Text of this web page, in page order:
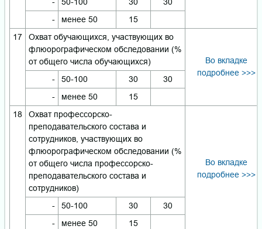
-
50-100 30
30
-
менее 50
15
17
Охват обучающихся, участвующих во
флюорографическом обследовании (%
от общего числа обучающихся)
Во вкладке
подробнее >>>
- 50-100 30
30
-
менее 50
15
18
Охват профессорско-
преподавательского состава и
сотрудников, участвующих во
флюорографическом обследовании (%
от общего числа профессорско-
преподавательского состава и
сотрудников)
Во вкладке
подробнее >>>
- 50-100 30
30
-
менее 50
15